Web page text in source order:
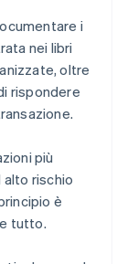
i
nei libri
oltre
rispondere
più
alto rischio
è
tutto.